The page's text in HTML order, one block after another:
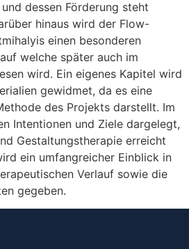
dessen Förderung steht
hinaus wird der Flow-
einen besonderen
welche später auch im
wird. Ein eigenes Kapitel wird
gewidmet, da es eine
des Projekts darstellt. Im
Intentionen und Ziele dargelegt,
Gestaltungstherapie erreicht
ein umfangreicher Einblick in
Verlauf sowie die
gegeben.